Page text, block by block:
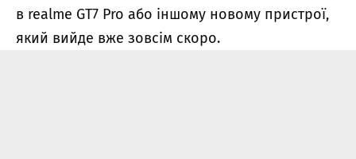
в realme GT7 Pro або іншому новому пристрої,
який вийде вже зовсім скоро.